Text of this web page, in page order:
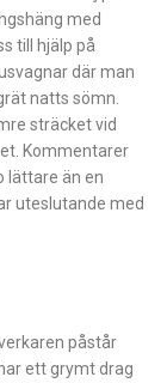
med
till hjälp på
där man
natts sömn.
sträcket vid
Kommentarer
lättare än en
uteslutande med
påstår
ett grymt drag